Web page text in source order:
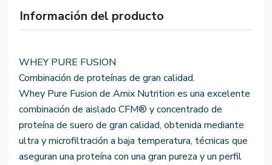
Información del producto
WHEY PURE FUSION
Combinación de proteínas de gran calidad.
Whey Pure Fusion de Amix Nutrition es una excelente
combinación de aislado CFM® y concentrado de
proteína de suero de gran calidad, obtenida mediante
ultra y microfiltración a baja temperatura, técnicas que
aseguran una proteína con una gran pureza y un perfil